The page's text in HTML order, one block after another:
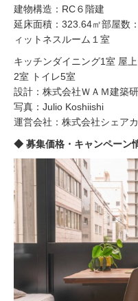
建物構造：RC６階建
延床面積：323.64㎡部屋
ィットネスルーム１室
キッチンダイニング1室 屋
2室 トイレ5室
設計：株式会社ＷＡＭ建築
写真：Julio Koshiishi
運営会社：株式会社シェア
◆ 募集価格・キャンペーン